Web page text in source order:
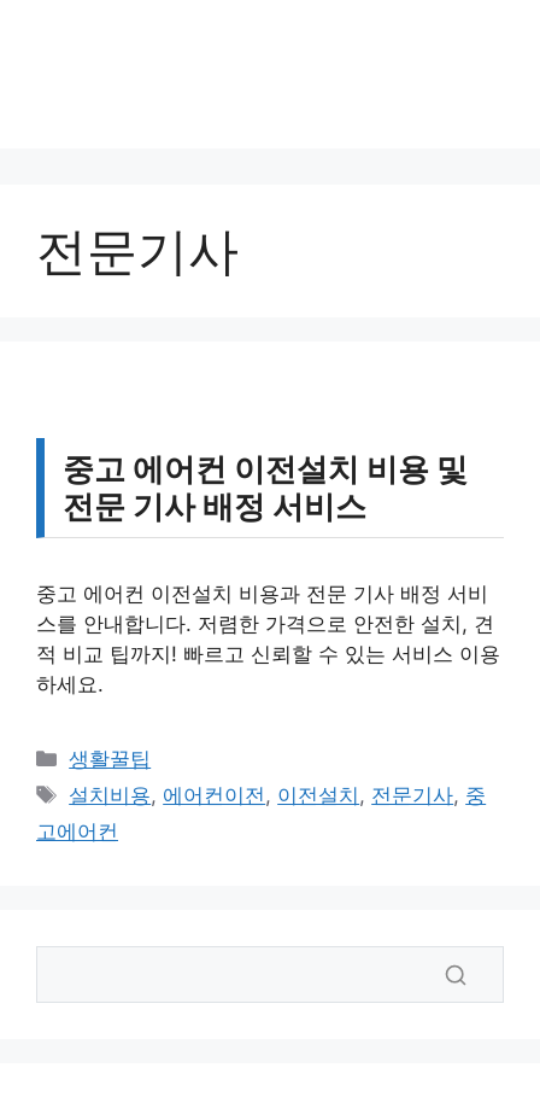
전문기사
중고 에어컨 이전설치 비용 및
전문 기사 배정 서비스
중고 에어컨 이전설치 비용과 전문 기사 배정 서비
스를 안내합니다. 저렴한 가격으로 안전한 설치, 견
적 비교 팁까지! 빠르고 신뢰할 수 있는 서비스 이용
하세요.
카
테
리
생활꿀팁
태
그
설치비용, 에어컨이전, 이전설치 , 전문기사, 중
고에어컨